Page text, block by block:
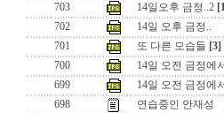
703
14일오후 금정..2
702
14일 오후 금정..
701
또 다른 모습들 [3]
700
14일 오전 금정에
699
14일 오전 금정에
698
연습중인 안재성